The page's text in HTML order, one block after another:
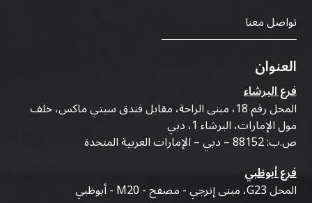
تواصل معنا
العنوان
فرع البرشاء
المحل رقم 18، مبنى الراحة، مقابل فندق سيتي ماكس، خلف
مول الإمارات، البرشاء 1، دبي
ص.ب: 88152 – دبي – الإمارات العربية المتحدة
فرع أبوظبي
المحل G23، مبنى إنرجي - مصفح - M20 - أبوظبي